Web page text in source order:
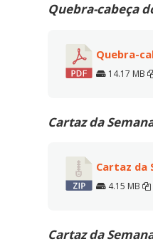
Quebra-cabeça
Quebra-
14.17 MB
Cartaz da
Cartaz da
4.15 MB
Cartaz da